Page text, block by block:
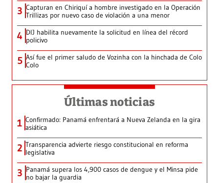
3 Capturan en Chiriquí a hombre investigado en la Operación
Trillizas por nuevo caso de violación a una menor
4 DIJ habilita nuevamente la solicitud en línea del récord
policivo
5 Así fue el primer saludo de Vozinha con la hinchada de Colo
Colo
Últimas noticias
1 Confirmado: Panamá enfrentará a Nueva Zelanda en la gira
asiática
2 Transparencia advierte riesgo constitucional en reforma
legislativa
3 Panamá supera los 4,900 casos de dengue y el Minsa pide
no bajar la guardia